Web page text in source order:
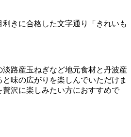
きに合格した文字通り「きれいも
路産玉ねぎなど地元食材と丹波産
味の広がりを楽しんでいただけま
沢に楽しみたい方におすすめで